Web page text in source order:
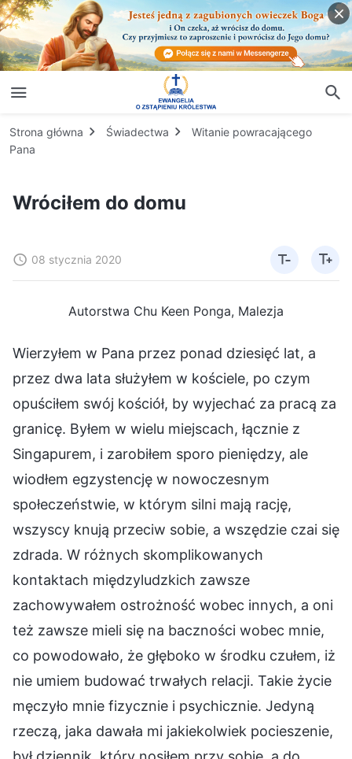
Strona główna Świadectwa
Witanie powracającego
Pana
Wróciłem do domu
08 stycznia 2020
Autorstwa Chu Keen Ponga, Malezja
Wierzyłem w Pana przez ponad dziesięć lat, a
przez dwa lata służyłem w kościele, po czym
opuściłem swój kościół, by wyjechać za pracą za
granicę. Byłem w wielu miejscach, łącznie z
Singapurem, i zarobiłem sporo pieniędzy, ale
wiodłem egzystencję w nowoczesnym
społeczeństwie, w którym silni mają rację,
wszyscy knują przeciw sobie, a wszędzie czai się
zdrada. W różnych skomplikowanych
kontaktach międzyludzkich zawsze
zachowywałem ostrożność wobec innych, a oni
też zawsze mieli się na baczności wobec mnie,
co powodowało, że głęboko w środku czułem, iż
nie umiem budować trwałych relacji. Takie życie
męczyło mnie fizycznie i psychicznie. Jedyną
rzeczą, jaka dawała mi jakiekolwiek pocieszenie,